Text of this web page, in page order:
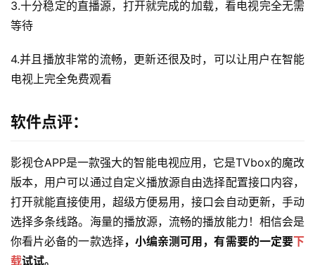
3.十分稳定的直播源，打开就完成的加载，看电视完全无需
等待
4.并且播放非常的流畅，更新还很及时，可以让用户在智能
电视上完全免费观看
软件点评：
影视仓APP是一款强大的智能电视应用，它是TVbox的魔改
版本，用户可以通过自定义播放源自由选择配置接口内容，
打开就能直接使用，超级方便易用，接口会自动更新，手动
选择多条线路。海量的播放源，流畅的播放能力！相信会是
你看片必备的一款选择，小编亲测可用，有需要的一定要下
载试试。